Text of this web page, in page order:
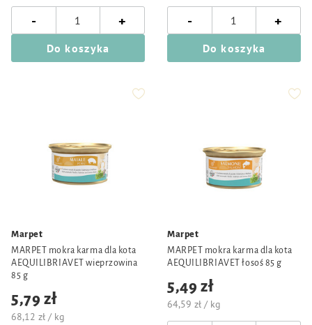
- +
Do koszyka
- +
Do koszyka
Marpet
MARPET mokra karma dla kota
AEQUILIBRIAVET wieprzowina
85 g
5,79 zł
68,12 zł / kg
Marpet
MARPET mokra karma dla kota
AEQUILIBRIAVET łosoś 85 g
5,49 zł
64,59 zł / kg